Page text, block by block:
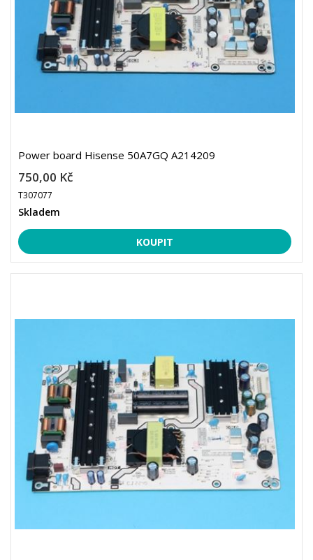
Power board Hisense 50A7GQ A214209
750,00 Kč
T307077
Skladem